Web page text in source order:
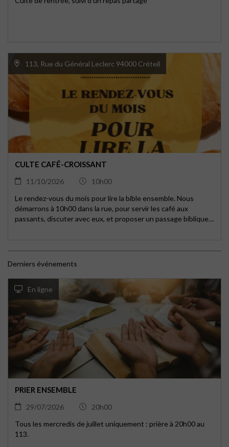
113, Rue du Général Leclerc 94000 Créteil
CULTE CAFÉ-CROISSANT
11/10/2026
10h00
Le rendez-vous du mois pour lire la bible ensemble. Nous
démarrons à 10h00 dans la rue, pour servir les café aux
passants, discuter avec eux, et proposer un passage biblique
biblique, l'occasion d'inviter vos amis qui veulent découvrir la
Bible dans un contexte ouvert et bienveillant !
Derniers événements
En ligne
PRIER ENSEMBLE
29/07/2026
20h00
Tous les mercredis de juillet uniquement : prière à 20h00 au
113.